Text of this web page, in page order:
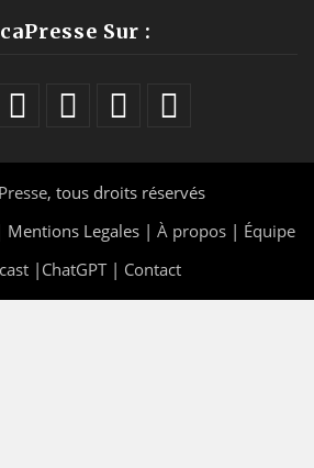
Sur :
, tous droits réservés
Mentions Legales | À propos | Équipe
| ChatGPT| Contact